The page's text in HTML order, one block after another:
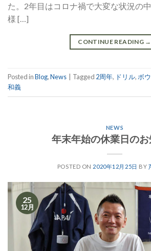
た。2年目はコロナ禍で大変な状況の
様 […]
CONTINUE READING →
Posted inBlog,News Tagged 2周年, ドリル, ボ
和義
NEWS
年末年始の休業日の
POSTED ON 2020年12月25日 BY
25
12月